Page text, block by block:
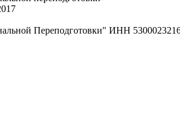
Переподготовки" ИНН